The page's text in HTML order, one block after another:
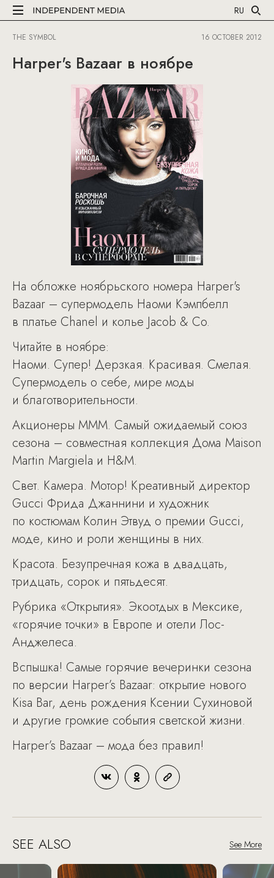
RU
THE SYMBOL 16 OCTOBER 2012
Harper's Bazaar в ноябре
На обложке ноябрьского номера Harper's
Bazaar – супермодель Наоми Кэмпбелл
в платье Chanel и колье Jacob & Co.
Читайте в ноябре:
Наоми. Супер! Дерзкая. Красивая. Смелая.
Супермодель о себе, мире моды
и благотворительности.
Акционеры МММ. Самый ожидаемый союз
сезона – совместная коллекция Дома Maison
Martin Margiela и H&M.
Свет. Камера. Мотор! Креативный директор
Gucci Фрида Джаннини и художник
по костюмам Колин Этвуд о премии Gucci,
моде, кино и роли женщины в них.
Красота. Безупречная кожа в двадцать,
тридцать, сорок и пятьдесят.
Рубрика «Открытия». Экоотдых в Мексике,
«горячие точки» в Европе и отели Лос-
Анджелеса.
Вспышка! Самые горячие вечеринки сезона
по версии Harper’s Bazaar: открытие нового
Kisa Bar, день рождения Ксении Сухиновой
и другие громкие события светской жизни.
Harper’s Bazaar – мода без правил!
SEE ALSO See More